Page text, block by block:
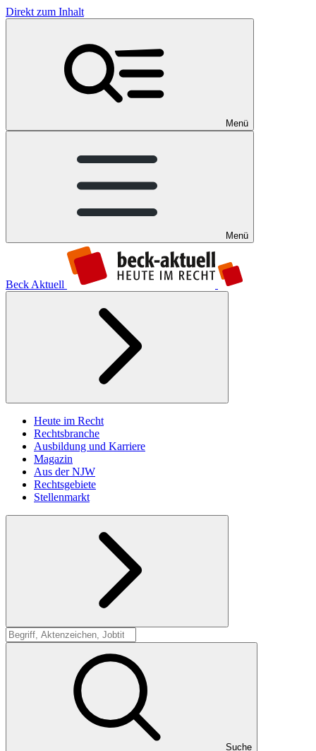
Direkt zum Inhalt
Menü
Menü
Beck Aktuell
Heute im Recht
Rechtsbranche
Ausbildung und Karriere
Magazin
Aus der NJW
Rechtsgebiete
Stellenmarkt
Suche
Suche